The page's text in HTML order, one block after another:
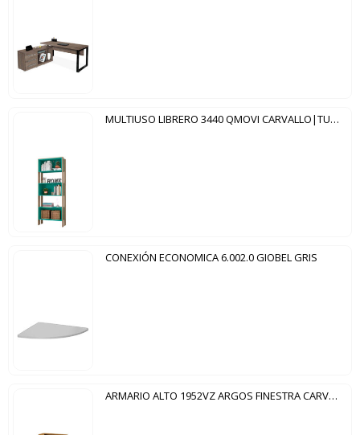
MULTIUSO LIBRERO 3440 QMOVI CARVALLO|TURQUESA
CONEXIÓN ECONOMICA 6.002.0 GIOBEL GRIS
ARMARIO ALTO 1952VZ ARGOS FINESTRA CARVALLO GRIZ